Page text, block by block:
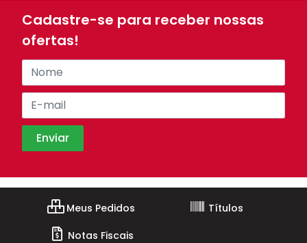
Cadastre-se para receber nossas
ofertas!
Meus Pedidos
Títulos
Notas Fiscais